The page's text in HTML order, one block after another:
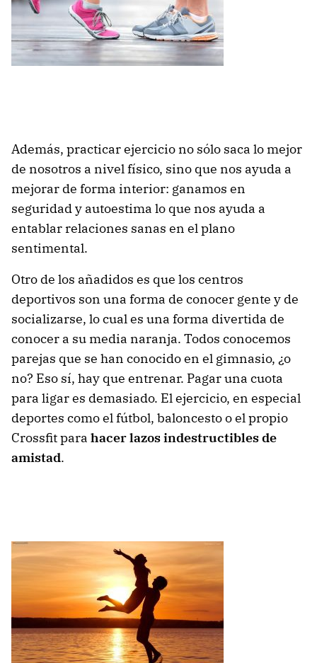
Además, practicar ejercicio no sólo saca lo mejor
de nosotros a nivel físico, sino que nos ayuda a
mejorar de forma interior: ganamos en
seguridad y autoestima lo que nos ayuda a
entablar relaciones sanas en el plano
sentimental.
Otro de los añadidos es que los centros
deportivos son una forma de conocer gente y de
socializarse, lo cual es una forma divertida de
conocer a su media naranja. Todos conocemos
parejas que se han conocido en el gimnasio, ¿o
no? Eso sí, hay que entrenar. Pagar una cuota
para ligar es demasiado. El ejercicio, en especial
deportes como el fútbol, baloncesto o el propio
Crossfit para hacer lazos indestructibles de
amistad.